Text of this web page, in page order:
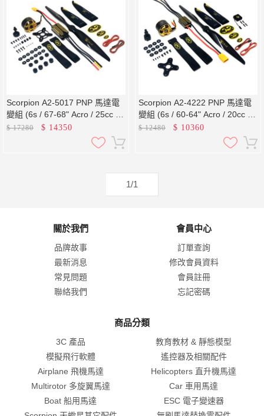
Scorpion A2-5017 PNP 馬達電
變組 (6s / 67-68" Acro / 25cc /
3150w)
$17280 $ 14350
Scorpion A2-4222 PNP 馬達電
變組 (6s / 60-64" Acro / 20cc /
2550w)
$12480 $ 10360
1/1
關於我們
品牌故事
最新消息
常見問題
聯絡我們
會員中心
訂單查詢
修改會員資料
會員註冊
忘記密碼
商品分類
3C 產品
教育教材 & 靜態模型
模擬飛行軟體
遙控器及相關配件
Airplane 飛機馬達
Helicopters 直升機馬達
Multirotor 多旋翼馬達
Car 車用馬達
Boat 船用馬達
ESC 電子變速器